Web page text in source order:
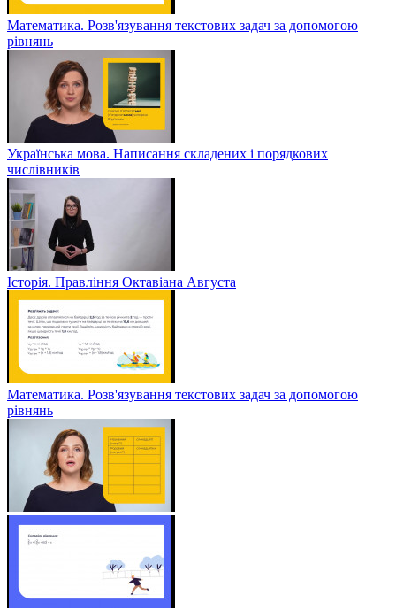
Математика. Розв'язування текстових задач за допомогою
рівнянь
Українська мова. Написання складених і порядкових
числівників
Історія. Правління Октавіана Августа
Математика. Розв'язування текстових задач за допомогою
рівнянь